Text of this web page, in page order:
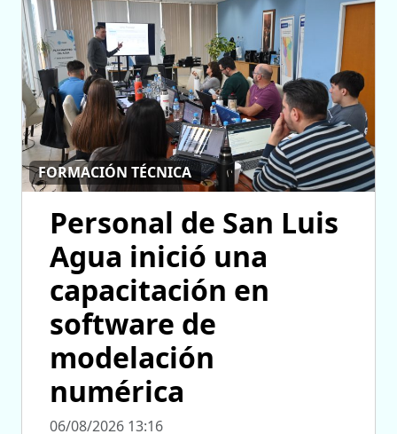
FORMACIÓN TÉCNICA
Personal de San Luis
Agua inició una
capacitación en
software de
modelación
numérica
06/08/2026 13:16